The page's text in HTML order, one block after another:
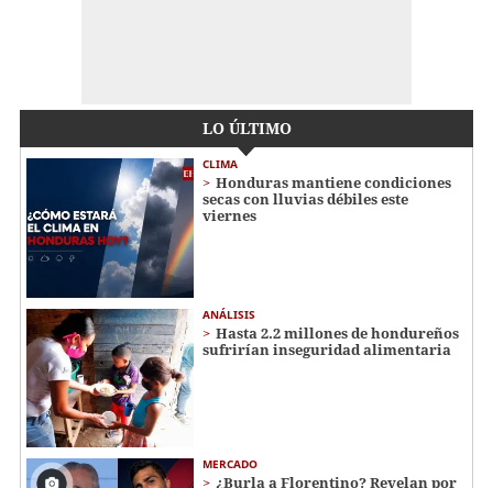
LO ÚLTIMO
CLIMA
Honduras mantiene condiciones
secas con lluvias débiles este
viernes
ANÁLISIS
Hasta 2.2 millones de hondureños
sufrirían inseguridad alimentaria
MERCADO
¿Burla a Florentino? Revelan por